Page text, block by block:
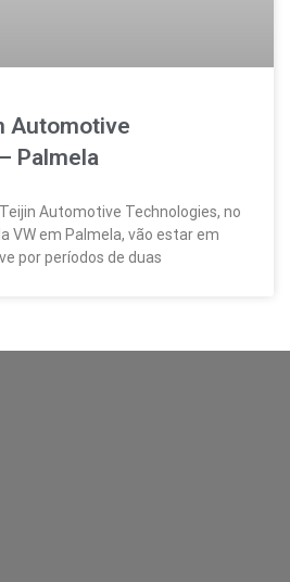
Automotive
Palmela
Automotive Technologies, no
VW em Palmela, vão estar em
por períodos de duas